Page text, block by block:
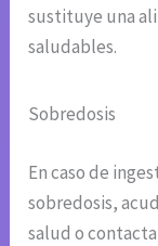
sustituye una
saludables.
Sobredosis
En caso de
sobredosis,
salud o